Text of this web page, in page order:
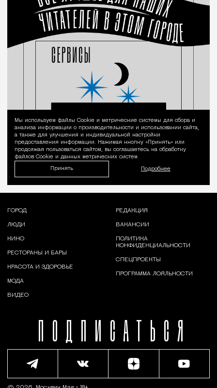
Уведомление
Мы используем файлы Сookie и метрические системы для сбора и
анализа информации о производительности и использовании сайта,
а также для улучшения и индивидуальной настройки
предоставления информации. Нажимая кнопку «Принять» или
продолжая пользоваться сайтом, вы соглашаетесь на обработку
файлов Cookie и данных метрических систем.
Принять Подробнее
ПОДПИСАТЬСЯ
ГОРОД
ЛЮДИ
КИНО
РЕСТОРАНЫ И БАРЫ
КРАСОТА И ЗДОРОВЬЕ
МОДА
ВИДЕО
РЕДАКЦИЯ
ВАКАНСИИ
ПОЛИТИКА
КОНФИДЕНЦИАЛЬНОСТИ
СПЕЦПРОЕКТЫ
ПРОГРАММА ЛОЯЛЬНОСТИ